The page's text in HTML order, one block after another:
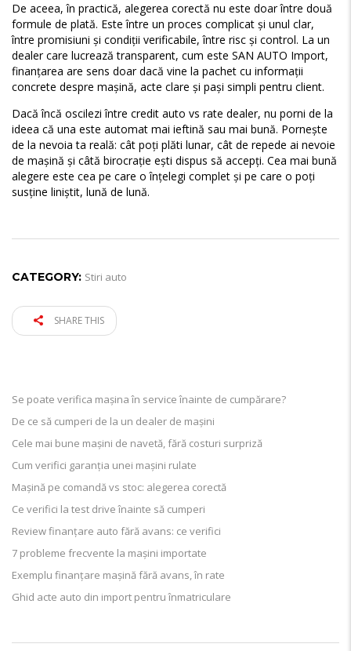
De aceea, în practică, alegerea corectă nu este doar între două
formule de plată. Este între un proces complicat și unul clar,
între promisiuni și condiții verificabile, între risc și control. La un
dealer care lucrează transparent, cum este SAN AUTO Import,
finanțarea are sens doar dacă vine la pachet cu informații
concrete despre mașină, acte clare și pași simpli pentru client.
Dacă încă oscilezi între credit auto vs rate dealer, nu porni de la
ideea că una este automat mai ieftină sau mai bună. Pornește
de la nevoia ta reală: cât poți plăti lunar, cât de repede ai nevoie
de mașină și câtă birocrație ești dispus să accepți. Cea mai bună
alegere este cea pe care o înțelegi complet și pe care o poți
susține liniștit, lună de lună.
CATEGORY: Stiri auto
SHARE THIS
Se poate verifica mașina în service înainte de cumpărare?
De ce să cumperi de la un dealer de mașini
Cele mai bune mașini de navetă, fără costuri surpriză
Cum verifici garanția unei mașini rulate
Mașină pe comandă vs stoc: alegerea corectă
Ce verifici la test drive înainte să cumperi
Review finanțare auto fără avans: ce verifici
7 probleme frecvente la mașini importate
Exemplu finanțare mașină fără avans, în rate
Ghid acte auto din import pentru înmatriculare